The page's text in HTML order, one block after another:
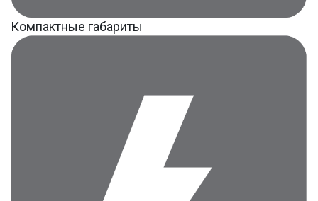
Компактные габариты